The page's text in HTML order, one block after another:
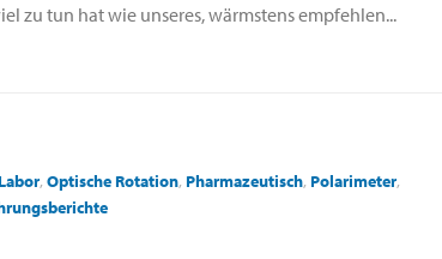
zu tun hat wie unseres, wärmstens empfehlen...
Labor, Optische Rotation, Pharmazeutisch, Polarimeter,